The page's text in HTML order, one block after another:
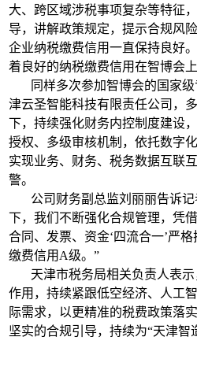
大、跨区域涉税事项复杂等特征
导，讲解政策规定，提示合规风
企业纳税缴费信用一直保持良好
着良好的纳税缴费信用在智博会
同样多次参加智博会的国家级
津云圣智能科技有限责任公司，
下，持续强化财务内控制度建设
授权、多级审核机制，依托数字
实现业务、财务、税务数据互联
警。
公司财务副总监刘丽丽告诉记
下，我们不断强化合规管理，凭
合同、发票、资金‘四流合一’严
缴费信用A级。”
天津市税务局相关负责人表示
作用，持续紧跟低空经济、人工
际需求，以更精准的税费政策落
坚实的合规引导，持续为“天津智